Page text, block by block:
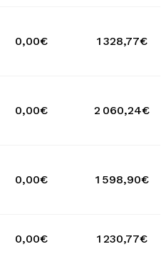
0,00€ 1 328,77€
0,00€ 2 060,24€
0,00€ 1 598,90€
0,00€ 1 230,77€